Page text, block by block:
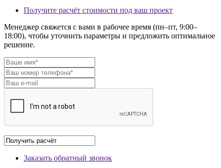
Получите расчёт стоимости под ваш проект
Менеджер свяжется с вами в рабочее время (пн–пт, 9:00–
18:00), чтобы уточнить параметры и предложить оптимальное
решение.
Заказать обратный звонок